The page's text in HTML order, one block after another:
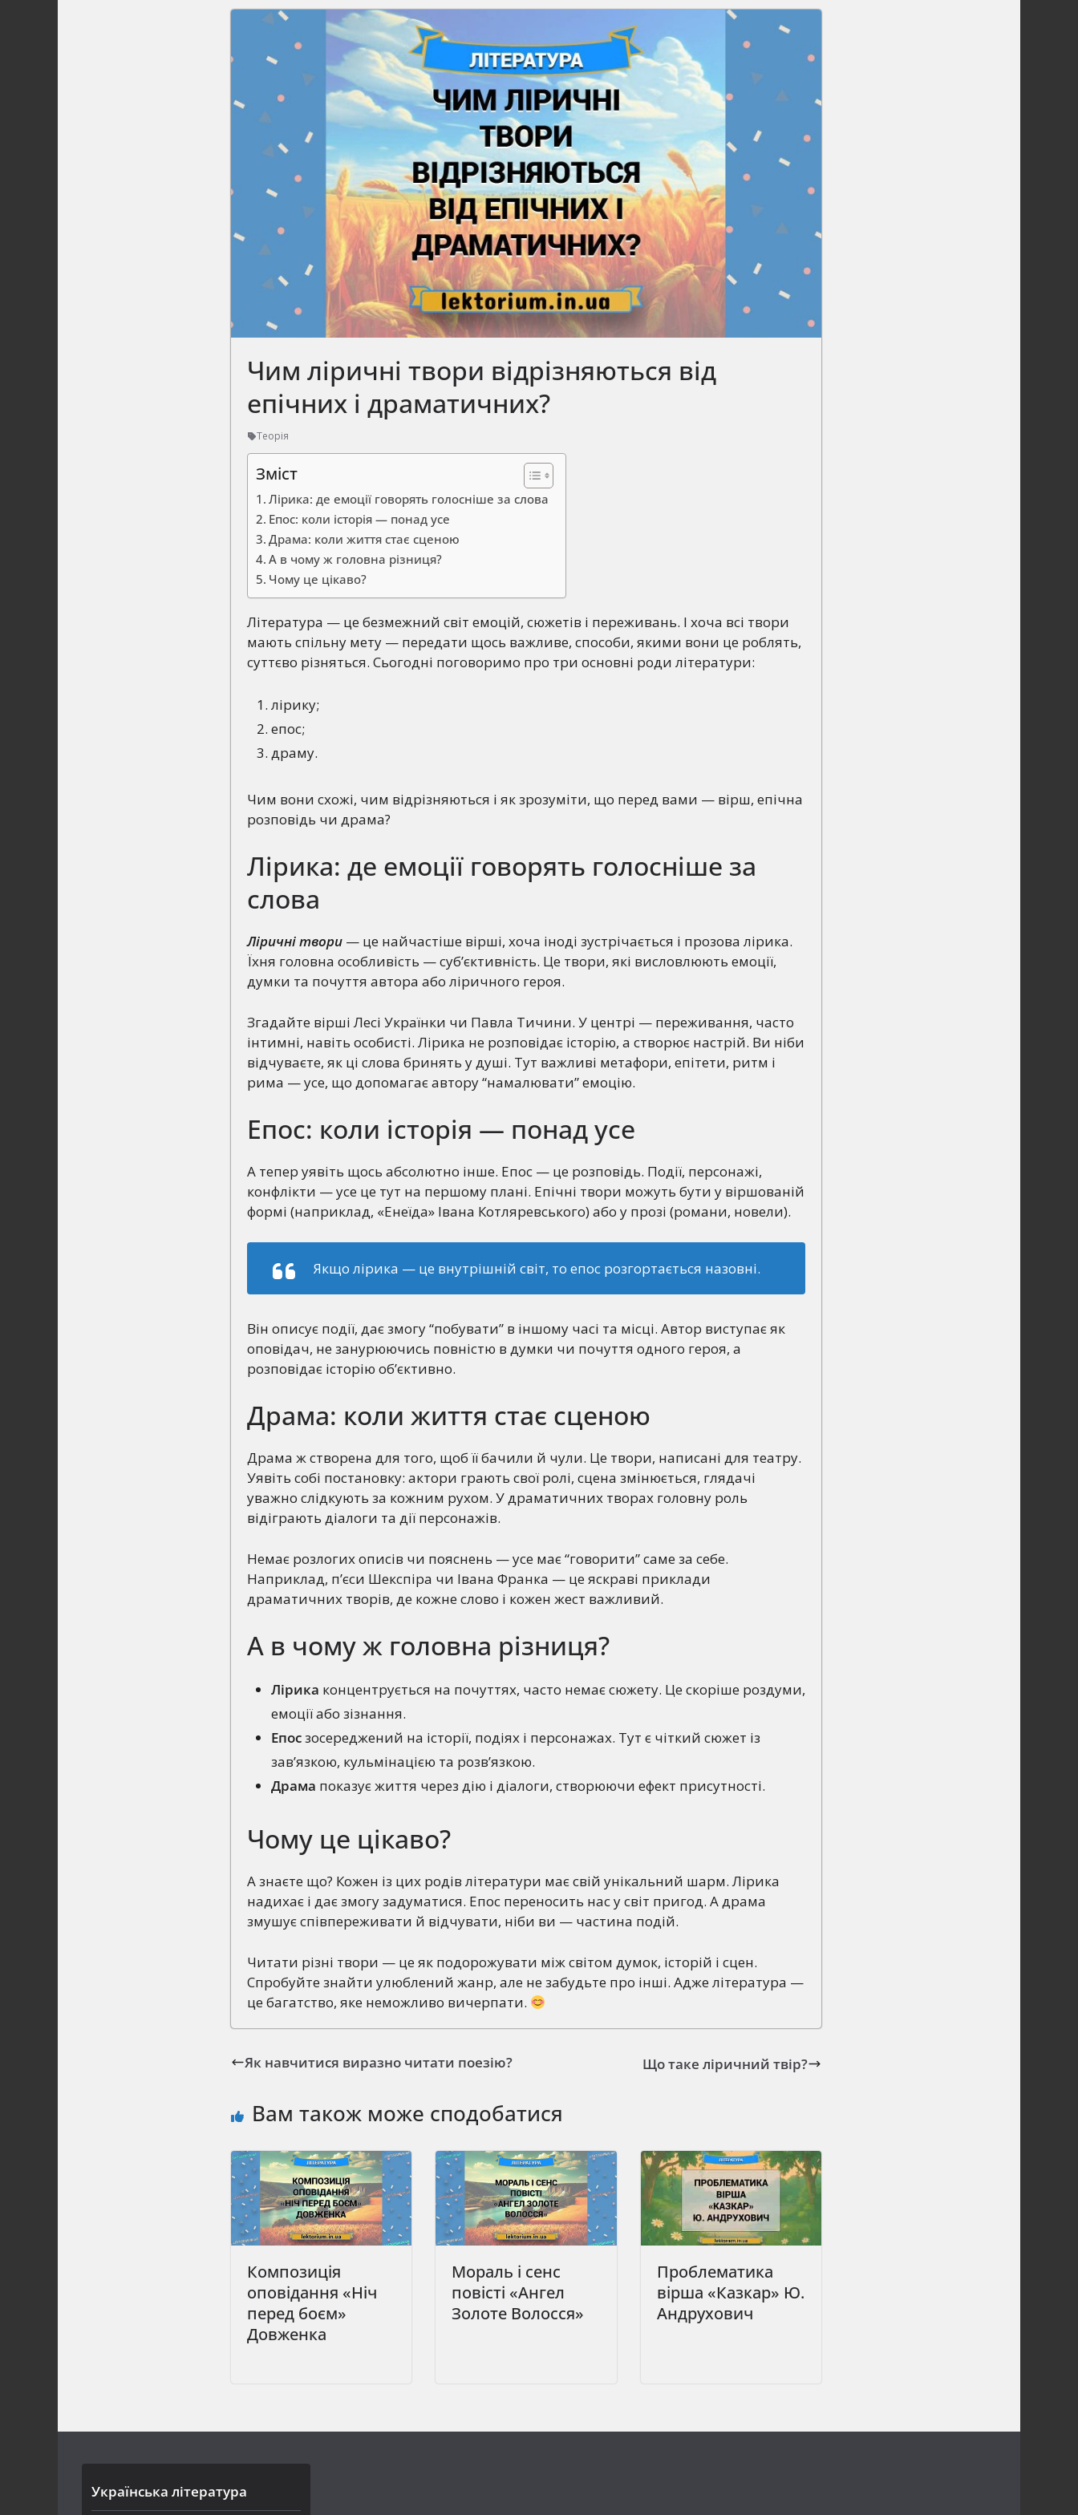
Чим ліричні твори відрізняються від
епічних і драматичних?
Теорія
Зміст
Лірика: де емоції говорять голосніше за слова
Епос: коли історія — понад усе
Драма: коли життя стає сценою
А в чому ж головна різниця?
Чому це цікаво?
Література — це безмежний світ емоцій, сюжетів і переживань. І хоча всі твори
мають спільну мету — передати щось важливе, способи, якими вони це роблять,
суттєво різняться. Сьогодні поговоримо про три основні роди літератури:
лірику;
епос;
драму.
Чим вони схожі, чим відрізняються і як зрозуміти, що перед вами — вірш, епічна
розповідь чи драма?
Лірика: де емоції говорять голосніше за
слова
Ліричні твори — це найчастіше вірші, хоча іноді зустрічається і прозова лірика.
Їхня головна особливість — суб’єктивність. Це твори, які висловлюють емоції,
думки та почуття автора або ліричного героя.
Згадайте вірші Лесі Українки чи Павла Тичини. У центрі — переживання, часто
інтимні, навіть особисті. Лірика не розповідає історію, а створює настрій. Ви ніби
відчуваєте, як ці слова бринять у душі. Тут важливі метафори, епітети, ритм і
рима — усе, що допомагає автору “намалювати” емоцію.
Епос: коли історія — понад усе
А тепер уявіть щось абсолютно інше. Епос — це розповідь. Події, персонажі,
конфлікти — усе це тут на першому плані. Епічні твори можуть бути у віршованій
формі (наприклад, «Енеїда» Івана Котляревського) або у прозі (романи, новели).
Якщо лірика — це внутрішній світ, то епос розгортається назовні.
Він описує події, дає змогу “побувати” в іншому часі та місці. Автор виступає як
оповідач, не занурюючись повністю в думки чи почуття одного героя, а
розповідає історію об’єктивно.
Драма: коли життя стає сценою
Драма ж створена для того, щоб її бачили й чули. Це твори, написані для театру.
Уявіть собі постановку: актори грають свої ролі, сцена змінюється, глядачі
уважно слідкують за кожним рухом. У драматичних творах головну роль
відіграють діалоги та дії персонажів.
Немає розлогих описів чи пояснень — усе має “говорити” саме за себе.
Наприклад, п’єси Шекспіра чи Івана Франка — це яскраві приклади
драматичних творів, де кожне слово і кожен жест важливий.
А в чому ж головна різниця?
Лірика концентрується на почуттях, часто немає сюжету. Це скоріше роздуми,
емоції або зізнання.
Епосзосереджений на історії, подіях і персонажах. Тут є чіткий сюжет із
зав’язкою, кульмінацією та розв’язкою.
Драма показує життя через дію і діалоги, створюючи ефект присутності.
Чому це цікаво?
А знаєте що? Кожен із цих родів літератури має свій унікальний шарм. Лірика
надихає і дає змогу задуматися. Епос переносить нас у світ пригод. А драма
змушує співпереживати й відчувати, ніби ви — частина подій.
Читати різні твори — це як подорожувати між світом думок, історій і сцен.
Спробуйте знайти улюблений жанр, але не забудьте про інші. Адже література —
це багатство, яке неможливо вичерпати.
Як навчитися виразно читати поезію? Що таке ліричний твір?
Вам також може сподобатися
Композиція
оповідання «Ніч
перед боєм»
Довженка
Мораль і сенс
повісті «Ангел
Золоте Волосся»
Проблематика
вірша «Казкар» Ю.
Андрухович
Українська література